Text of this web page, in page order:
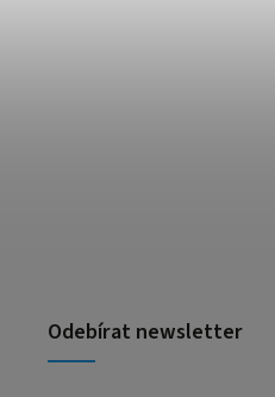
Odebírat newsletter